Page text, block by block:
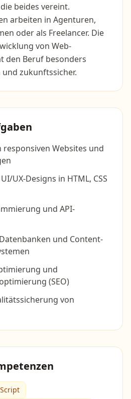
beides vereint.
arbeiten in Agenturen,
oder als Freelancer. Die
von Web-
den Beruf besonders
zukunftssicher.
Websites und
UX-Designs in HTML, CSS
und API-
und Content-
und
(SEO)
von